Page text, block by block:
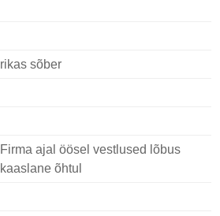
rikas sõber
Firma ajal öösel vestlused lõbus
kaaslane õhtul